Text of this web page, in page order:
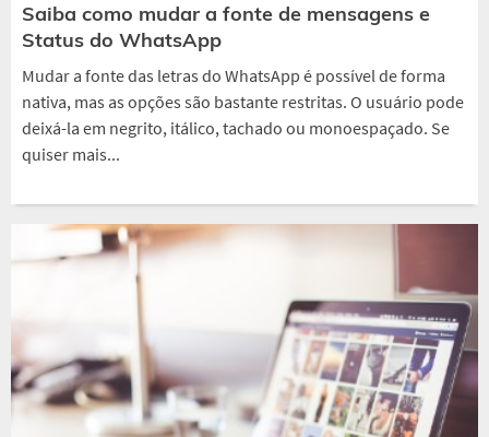
Saiba como mudar a fonte de mensagens e
Status do WhatsApp
Mudar a fonte das letras do WhatsApp é possível de forma
nativa, mas as opções são bastante restritas. O usuário pode
deixá-la em negrito, itálico, tachado ou monoespaçado. Se
quiser mais...